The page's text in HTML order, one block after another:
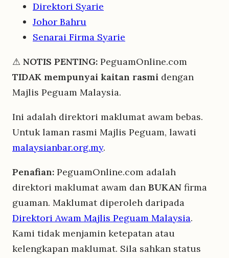
Direktori Syarie
Johor Bahru
Senarai Firma Syarie
⚠ NOTIS PENTING: PeguamOnline.com
TIDAK mempunyai kaitan rasmi dengan
Majlis Peguam Malaysia.
Ini adalah direktori maklumat awam bebas.
Untuk laman rasmi Majlis Peguam, lawati
malaysianbar.org.my.
Penafian: PeguamOnline.com adalah
direktori maklumat awam dan BUKAN firma
guaman. Maklumat diperoleh daripada
Direktori Awam Majlis Peguam Malaysia.
Kami tidak menjamin ketepatan atau
kelengkapan maklumat. Sila sahkan status